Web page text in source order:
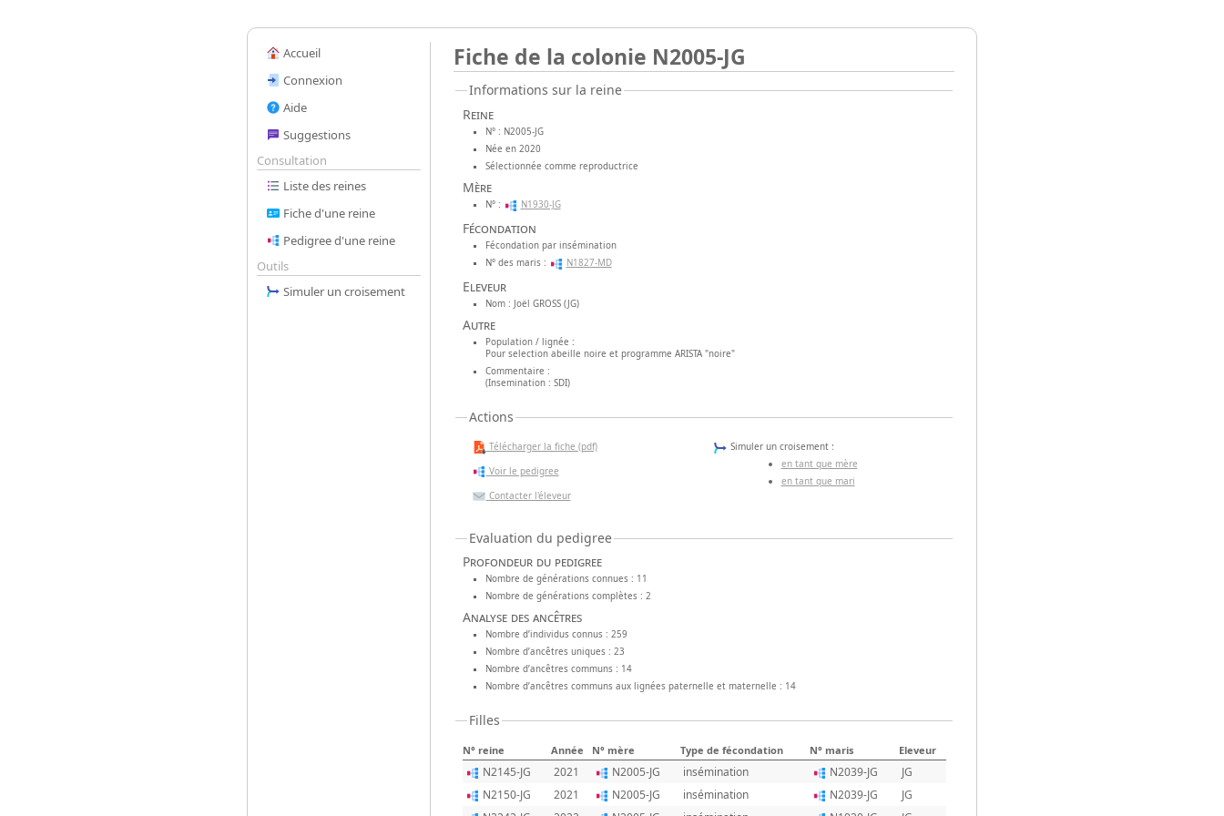
Accueil
Connexion
Aide
Suggestions
Consultation
Liste des reines
Fiche d'une reine
Pedigree d'une reine
Outils
Simuler un croisement
Fiche de la colonie N2005-JG
Informations sur la reine
Reine
N° : N2005-JG
Née en 2020
Sélectionnée comme reproductrice
Mère
N° : N1930-JG
Fécondation
Fécondation par insémination
N° des maris :
N1827-MD
Eleveur
Nom : Joël GROSS (JG)
Autre
Population / lignée :
Pour selection abeille noire et programme ARISTA "noire"
Commentaire :
(Insemination : SDI)
Actions
Télécharger la fiche (pdf)
Voir le pedigree
Contacter l'éleveur
Simuler un croisement :
en tant que mère
en tant que mari
Evaluation du pedigree
Profondeur du pedigree
Nombre de générations connues : 11
Nombre de générations complètes : 2
Analyse des ancêtres
Nombre d’individus connus : 259
Nombre d’ancêtres uniques : 23
Nombre d’ancêtres communs : 14
Nombre d’ancêtres communs aux lignées paternelle et maternelle : 14
Filles
N° reine Année N° mère Type de fécondation N° maris Eleveur
N2145-JG 2021 N2005-JG insémination N2039-JG
JG
N2150-JG
2021 N2005-JG insémination N2039-JG
JG